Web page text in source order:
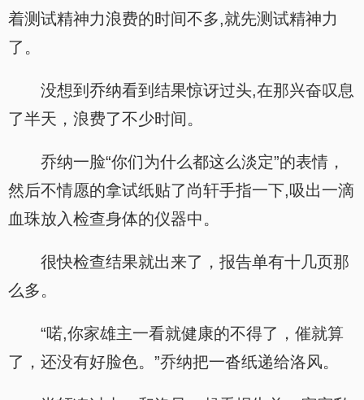
着测试精神力浪费的时间不多,就先测试精神力
了。
没想到乔纳看到结果惊讶过头,在那兴奋叹息
了半天，浪费了不少时间。
乔纳一脸“你们为什么都这么淡定”的表情，
然后不情愿的拿试纸贴了尚轩手指一下,吸出一滴
血珠放入检查身体的仪器中。
很快检查结果就出来了，报告单有十几页那
么多。
“喏,你家雄主一看就健康的不得了，催就算
了，还没有好脸色。”乔纳把一沓纸递给洛风。